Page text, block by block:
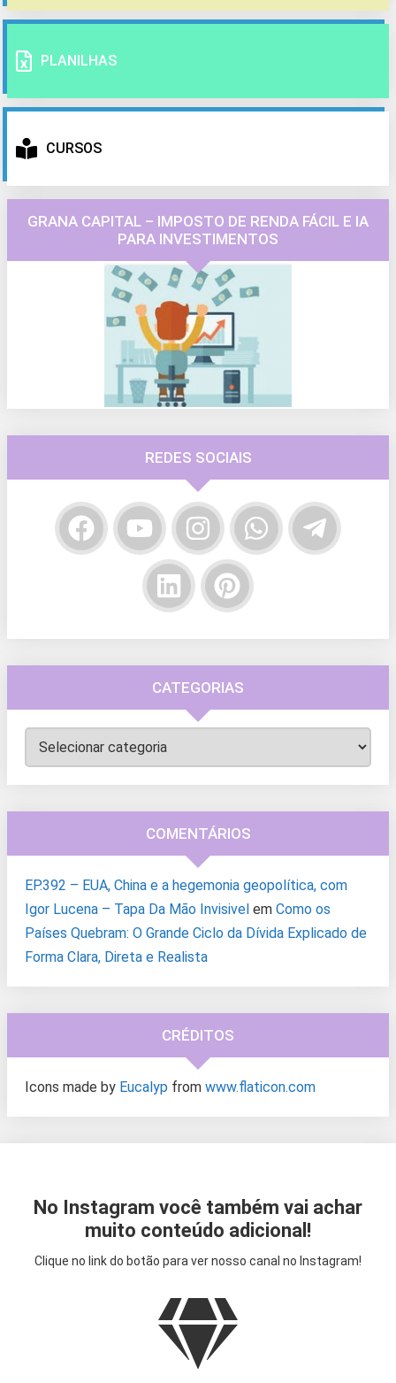
PLANILHAS
CURSOS
GRANA CAPITAL – IMPOSTO DE RENDA FÁCIL E IA
PARA INVESTIMENTOS
REDES SOCIAIS
CATEGORIAS
Categorias
COMENTÁRIOS
EP.392 – EUA, China e a hegemonia geopolítica, com
Igor Lucena – Tapa Da Mão Invisivel em Como os
Países Quebram: O Grande Ciclo da Dívida Explicado de
Forma Clara, Direta e Realista
CRÉDITOS
Icons made by Eucalyp from www.flaticon.com
No Instagram você também vai achar
muito conteúdo adicional!
Clique no link do botão para ver nosso canal no Instagram!